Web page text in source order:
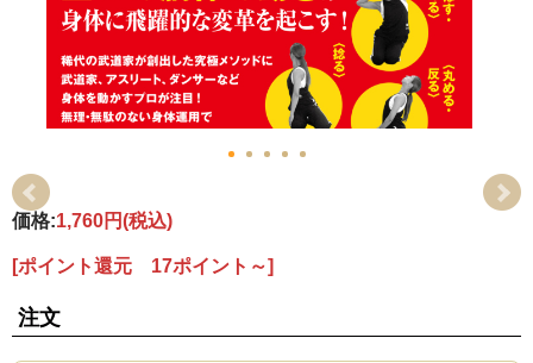
価格:1,760円(税込)
[ポイント還元 17ポイント～]
注文